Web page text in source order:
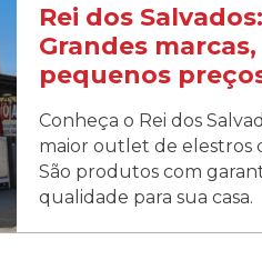
Rei dos Salvados:
Grandes marcas,
pequenos
Conheça o Rei dos
maior outlet de elestros
São produtos com
qualidade para sua casa.